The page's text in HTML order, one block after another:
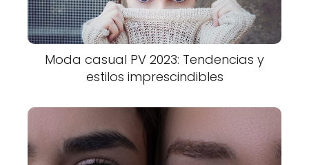
Moda casual PV 2023: Tendencias y
estilos imprescindibles